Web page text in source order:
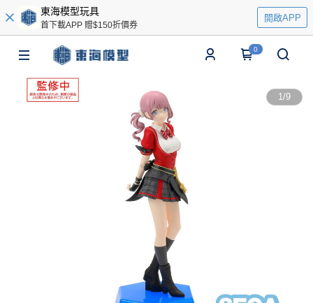
東海模型玩具
首下載APP 贈$150折價券
開啟APP
0
1/9